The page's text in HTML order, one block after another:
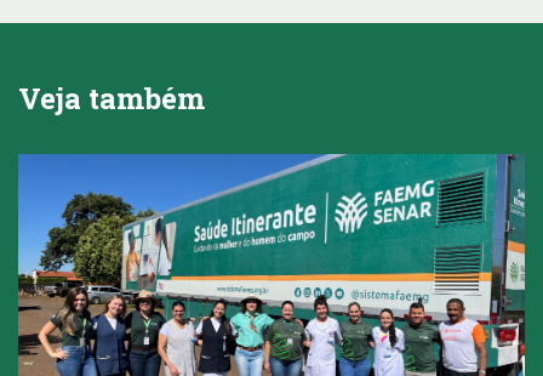
Veja também